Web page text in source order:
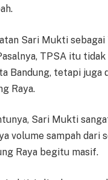
Sari Mukti
TPSA itu tidak
Bandung, tetapi juga
Raya.
Sari Mukti
volume sampah dari
Raya begitu masif.